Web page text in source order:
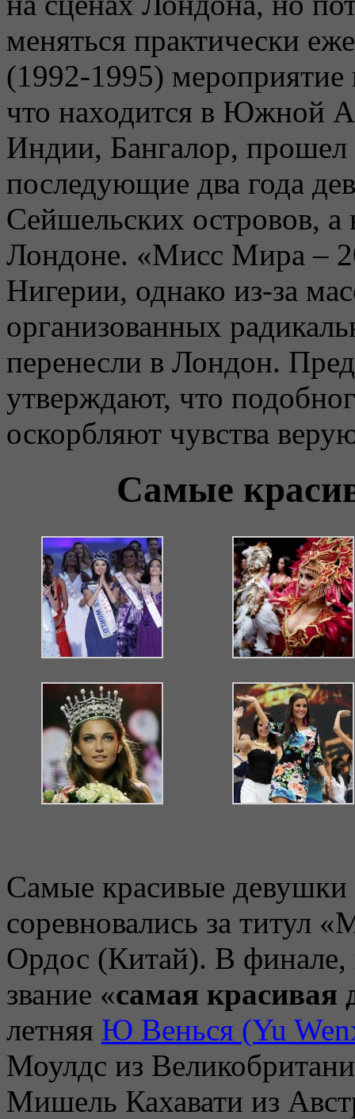
меняться практически
(1992-1995)
что находится в Южной
Индии, Бангалор, прошел
последующие два года
Сейшельских островов, а
Лондоне. «Мисс Мира –
Нигерии, однако из-за
организованных
перенесли в Лондон.
утверждают, что
оскорбляют чувства
Самые
Самые красивые девушки
соревновались за титул
Ордос (Китай). В финале,
звание «самая красивая
летняя Ю Венься (Yu
Моулдс из
Мишель Кахавати из